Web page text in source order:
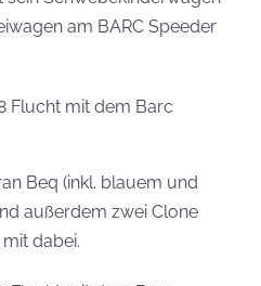
am BARC Speeder
Beq (inkl. blauem und
außerdem zwei Clone
dabei.